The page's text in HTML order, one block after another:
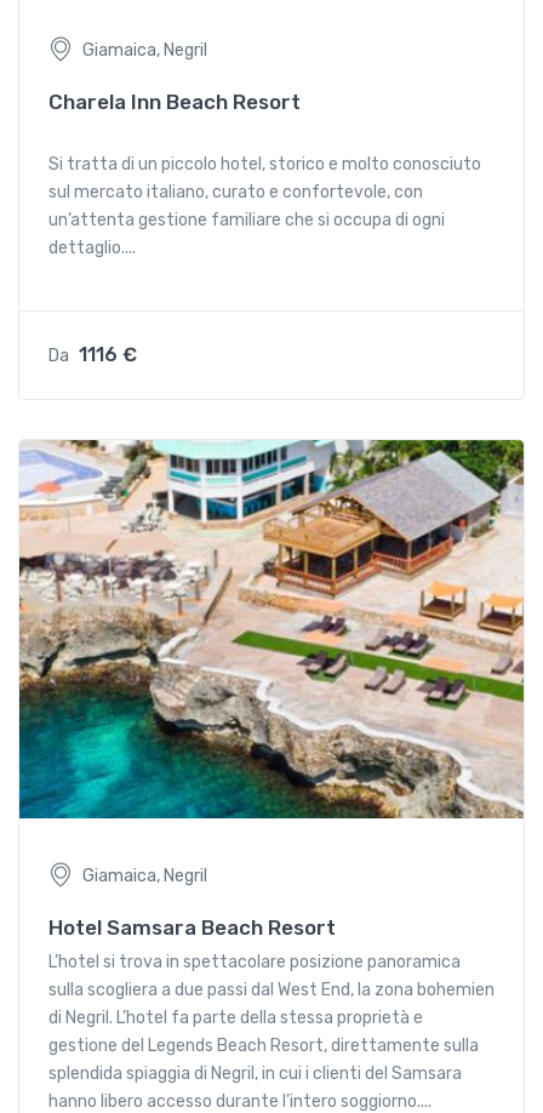
Giamaica, Negril
Charela Inn Beach Resort
Si tratta di un piccolo hotel, storico e molto conosciuto
sul mercato italiano, curato e confortevole, con
un’attenta gestione familiare che si occupa di ogni
dettaglio....
Da 1116 €
Giamaica, Negril
Hotel Samsara Beach Resort
L’hotel si trova in spettacolare posizione panoramica
sulla scogliera a due passi dal West End, la zona bohemien
di Negril. L’hotel fa parte della stessa proprietà e
gestione del Legends Beach Resort, direttamente sulla
splendida spiaggia di Negril, in cui i clienti del Samsara
hanno libero accesso durante l’intero soggiorno....